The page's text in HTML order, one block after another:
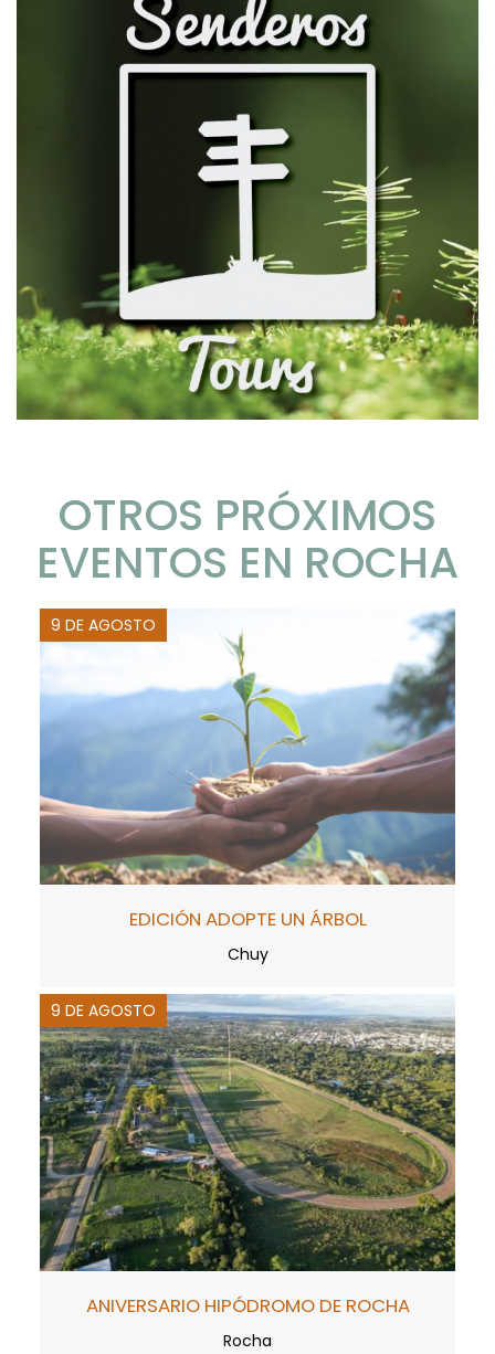
OTROS PRÓXIMOS
EVENTOS EN ROCHA
9 DE AGOSTO
EDICIÓN ADOPTE UN ÁRBOL
Chuy
9 DE AGOSTO
ANIVERSARIO HIPÓDROMO DE ROCHA
Rocha